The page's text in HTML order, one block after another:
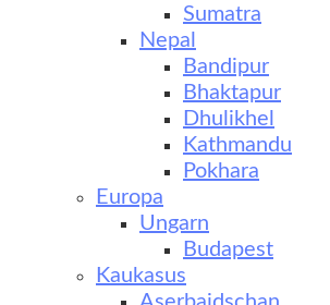
Sumatra
Nepal
Bandipur
Bhaktapur
Dhulikhel
Kathmandu
Pokhara
Europa
Ungarn
Budapest
Kaukasus